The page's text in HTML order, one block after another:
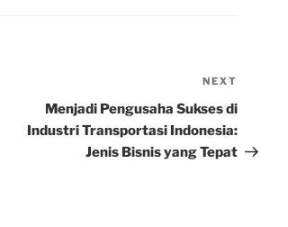
Post
NEXT
Menjadi Pengusaha Sukses di
Industri Transportasi Indonesia:
Jenis Bisnis yang Tepat